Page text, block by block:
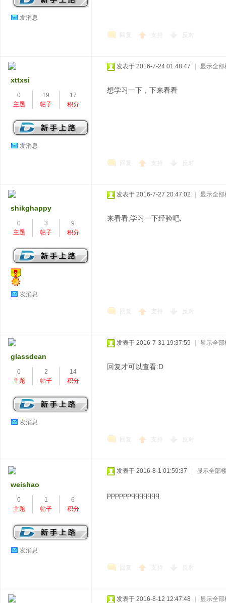
发消息
回复 支持 反对
xttxsi
0
主题
19
帖子
17
积分
发消息
发表于 2016-7-24 01:48:47 显示全部
想学习一下，下来看看
回复 支持 反对
shikghappy
0
主题
3
帖子
9
积分
发消息
发表于 2016-7-27 20:47:02 显示全部
来看看,学习一下经验吧.
回复 支持 反对
glassdean
0
主题
2
帖子
14
积分
发消息
发表于 2016-7-31 19:37:59 显示全部
回复才可以查看:D
回复 支持 反对
weishao
0
主题
1
帖子
6
积分
发消息
发表于 2016-8-1 01:59:37 显示全部
ppppppqqqqqqq
回复 支持 反对
发表于 2016-8-12 12:47:48 显示全部